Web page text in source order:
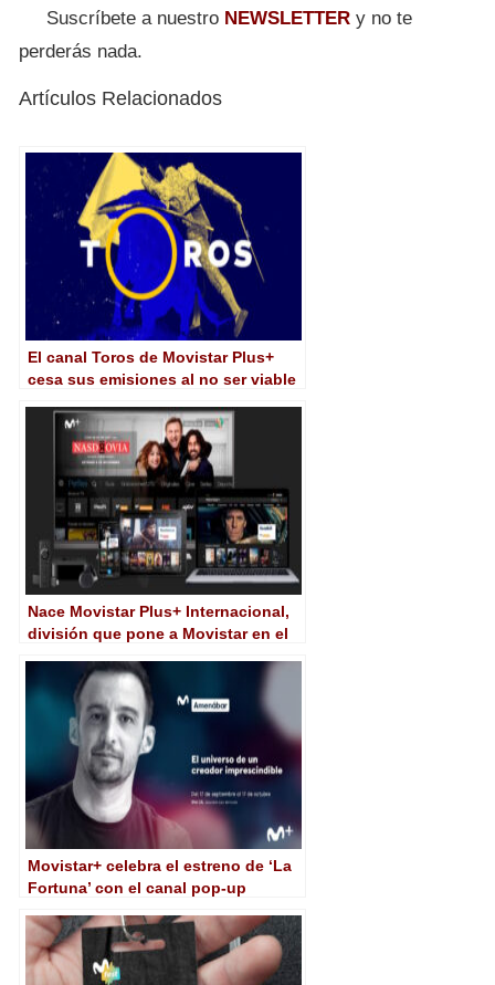
Suscríbete a nuestro NEWSLETTER y no te
perderás nada.
Artículos Relacionados
El canal Toros de Movistar Plus+
cesa sus emisiones al no ser viable
Nace Movistar Plus+ Internacional,
división que pone a Movistar en el
originales
Movistar+ celebra el estreno de ‘La
Fortuna’ con el canal pop-up